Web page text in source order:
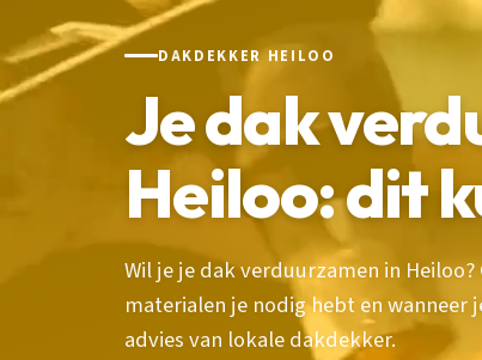
DAKDEKKER HEILOO
Je dak
Heiloo: dit
Wil je je dak verduurzamen in
materialen je nodig hebt en
advies van lokale dakdekker.